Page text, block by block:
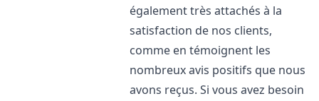
également très attachés à la
satisfaction de nos clients,
comme en témoignent les
nombreux avis positifs que nous
avons reçus. Si vous avez besoin